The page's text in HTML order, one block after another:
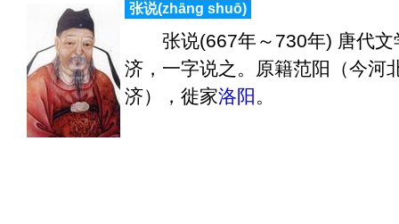
张说(zhānɡ shuō)
张说(667年～730年) 唐代文
济，一字说之。原籍范阳（今河
济），徙家洛阳 。